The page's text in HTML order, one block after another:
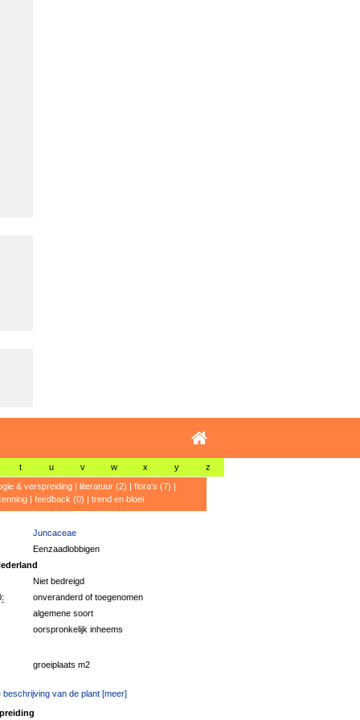
t u v w x y z
& verspreiding| literatuur (2) | flora's (7) |
| feedback (0) | trend en bloei
Juncaceae
Eenzaadlobbigen
Niet bedreigd
onveranderd of toegenomen
algemene soort
oorspronkelijk inheems
groeiplaats m2
beschrijving van de plant [meer]